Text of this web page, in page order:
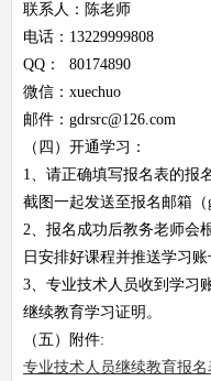
联系人：陈老师
电话：13229999808
QQ： 80174890
微信：xuechuo
邮件：gdrsrc@126.com
（四）开通学习：
1、请正确填写报名表的报
截图一起发送至报名邮箱（
2、报名成功后教务老师会
日安排好课程并推送学习
3、专业技术人员收到学习
继续教育学习证明。
（五）附件:
专业技术人员继续教育报名